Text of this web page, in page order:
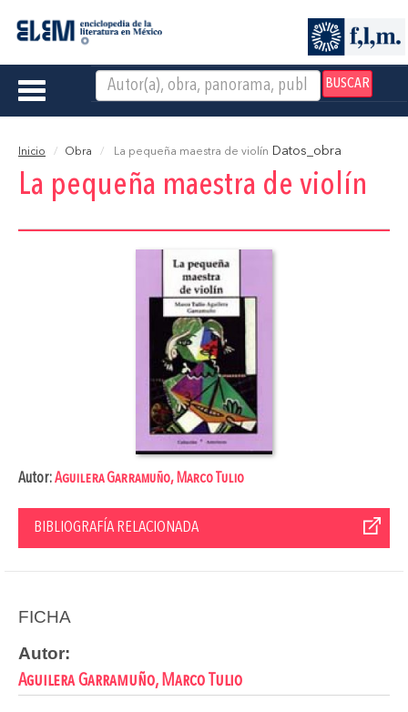
BUSCAR
Toggle
Inicio Obra La pequeña maestra de violín Datos_obra
La pequeña maestra de violín
Autor:Aguilera Garramuño, Marco Tulio
BIBLIOGRAFÍA RELACIONADA
FICHA
Autor:
Aguilera Garramuño, Marco Tulio